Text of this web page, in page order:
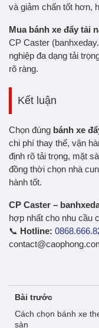
và giảm chấn tốt hơn,
Mua bánh xe đẩy tải
CP Caster
nghiệp đa dạng tải
rõ ràng.
Kết luận
Chọn đúng bánh xe
chi phí thay thế, vận
định rõ tải trọng, mặt
đồng thời chọn nhà
hành tốt.
CP Caster –
hợp nhất cho nhu cầu
📞 Hotline:
Bài trước
Cách chọn bánh xe
sàn